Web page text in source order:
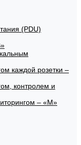
(PDU)
каждой розетки –
контролем и
– «М»